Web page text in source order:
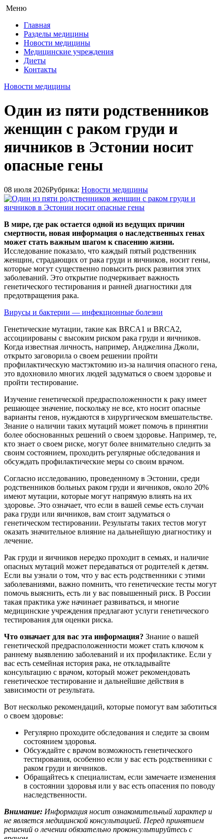
Меню
Главная
Разделы медицины
Новости медицины
Медицинские учреждения
Диеты
Контакты
Новости медицины
Один из пяти родственников
женщин с раком груди и
яичников в Эстонии носит
опасные гены
08 июля 2026Рубрика: Новости медицины
В мире, где рак остается одной из ведущих причин
смертности, новая информация о наследственных генах
может стать важным шагом к спасению жизни.
Исследование показало, что каждый пятый родственник
женщин, страдающих от рака груди и яичников, носит гены,
которые могут существенно повысить риск развития этих
заболеваний. Это открытие подчеркивает важность
генетического тестирования и ранней диагностики для
предотвращения рака.
Вирусы и бактерии — инфекционные болезни
Генетические мутации, такие как BRCA1 и BRCA2,
ассоциированы с высоким риском рака груди и яичников.
Когда известная личность, например, Анджелина Джоли,
открыто заговорила о своем решении пройти
профилактическую мастэктомию из-за наличия опасного гена,
это вдохновило многих людей задуматься о своем здоровье и
пройти тестирование.
Изучение генетической предрасположенности к раку имеет
решающее значение, поскольку не все, кто носит опасные
варианты генов, нуждаются в хирургическом вмешательстве.
Знание о наличии таких мутаций может помочь в принятии
более обоснованных решений о своем здоровье. Например, те,
кто знает о своем риске, могут более внимательно следить за
своим состоянием, проходить регулярные обследования и
обсуждать профилактические меры со своим врачом.
Согласно исследованию, проведенному в Эстонии, среди
родственников больных раком груди и яичников, около 20%
имеют мутации, которые могут напрямую влиять на их
здоровье. Это означает, что если в вашей семье есть случаи
рака груди или яичников, вам стоит задуматься о
генетическом тестировании. Результаты таких тестов могут
оказать значительное влияние на дальнейшую диагностику и
лечение.
Рак груди и яичников нередко проходит в семьях, и наличие
опасных мутаций может передаваться от родителей к детям.
Если вы узнали о том, что у вас есть родственники с этими
заболеваниями, важно помнить, что генетические тесты могут
помочь выяснить, есть ли у вас повышенный риск. В России
такая практика уже начинает развиваться, и многие
медицинские учреждения предлагают услуги генетического
тестирования для оценки риска.
Что означает для вас эта информация? Знание о вашей
генетической предрасположенности может стать ключом к
раннему выявлению заболеваний и их профилактике. Если у
вас есть семейная история рака, не откладывайте
консультацию с врачом, который может рекомендовать
генетическое тестирование и дальнейшие действия в
зависимости от результата.
Вот несколько рекомендаций, которые помогут вам заботиться
о своем здоровье:
Регулярно проходите обследования и следите за своим
состоянием здоровья.
Обсуждайте с врачом возможность генетического
тестирования, особенно если у вас есть родственники с
раком груди и яичников.
Обращайтесь к специалистам, если замечаете изменения
в состоянии здоровья или у вас есть опасения по поводу
наследственности.
Внимание: Информация носит ознакомительный характер и
не является медицинской консультацией. Перед принятием
решений о лечении обязательно проконсультируйтесь с